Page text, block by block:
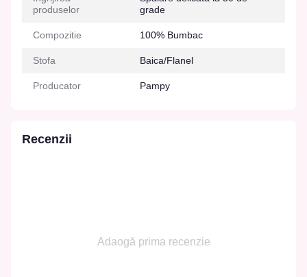
produselor
grade
Compozitie 100% Bumbac
Stofa Baica/Flanel
Producator Pampy
Recenzii
Adaogă prima recenzie